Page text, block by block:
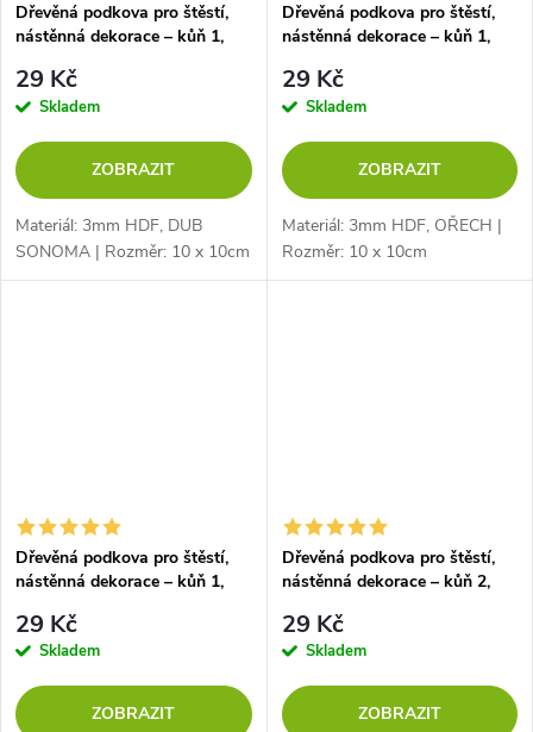
Dřevěná podkova pro štěstí,
nástěnná dekorace – kůň 1,
29 Kč
Skladem
ZOBRAZIT
Materiál: 3mm HDF, DUB
SONOMA | Rozměr: 10 x 10cm
Dřevěná podkova pro štěstí,
nástěnná dekorace – kůň 1,
29 Kč
Skladem
ZOBRAZIT
Materiál: 3mm HDF, OŘECH |
Rozměr: 10 x 10cm
Dřevěná podkova pro štěstí,
nástěnná dekorace – kůň 1,
29 Kč
Skladem
ZOBRAZIT
Dřevěná podkova pro štěstí,
nástěnná dekorace – kůň 2,
29 Kč
Skladem
ZOBRAZIT